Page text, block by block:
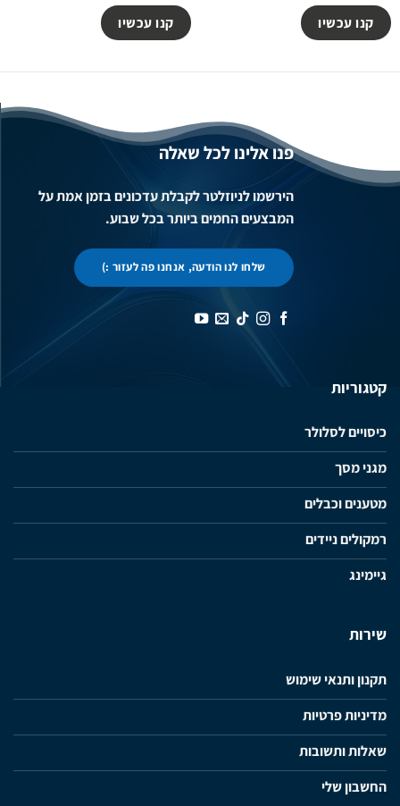
קנו עכשיו קנו עכשיו
פנו אלינו לכל שאלה
הירשמו לניוזלטר לקבלת עדכונים בזמן אמת על
המבצעים החמים ביותר בכל שבוע.
שלחו לנו הודעה, אנחנו פה לעזור :)
קטגוריות
כיסויים לסלולר
מגני מסך
מטענים וכבלים
רמקולים ניידים
גיימינג
שירות
תקנון ותנאי שימוש
מדיניות פרטיות
שאלות ותשובות
החשבון שלי